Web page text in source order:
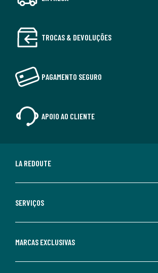
TROCAS & DEVOLUÇÕES
PAGAMENTO SEGURO
APOIO AO CLIENTE
LA REDOUTE
SERVIÇOS
MARCAS EXCLUSIVAS